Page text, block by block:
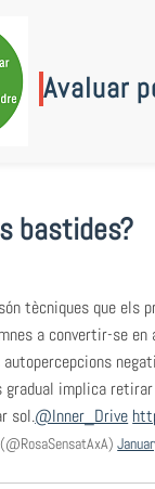
Avaluar
bastides?
tècniques que els
a convertir-se en
autopercepcions
gradual implica
sol.@Inner_Drive